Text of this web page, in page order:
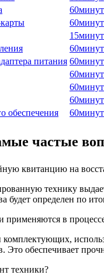
60минут
60минут
15минут
60минут
питания 60минут
60минут
60минут
60минут
обеспечения
60минут
частые
квитанцию на
технику
будет определен по
применяются в
комплектующих,
Это обеспечивает
техники?